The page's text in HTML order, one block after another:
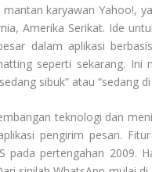
karyawan Yahoo!,
Amerika Serikat. Ide
dalam aplikasi
seperti sekarang. Ini
sibuk” atau “sedang di
teknologi dan
pengirim pesan.
pada pertengahan 2009.